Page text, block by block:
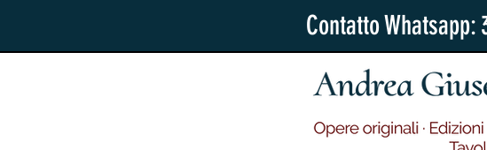
Contatto